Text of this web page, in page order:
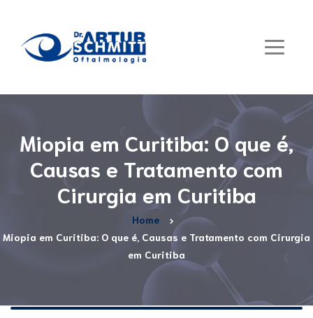
Miopia em Curitiba: O que é,
Causas e Tratamento com
Cirurgia em Curitiba
Home
Miopia em Curitiba: O que é, Causas e Tratamento com Cirurgia
em Curitiba